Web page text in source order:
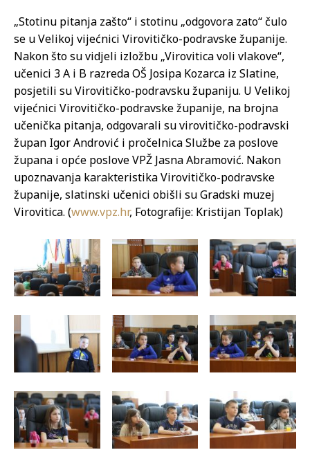
„Stotinu pitanja zašto“ i stotinu „odgovora zato“ čulo
se u Velikoj vijećnici Virovitičko-podravske županije.
Nakon što su vidjeli izložbu „Virovitica voli vlakove“,
učenici 3 A i B razreda OŠ Josipa Kozarca iz Slatine,
posjetili su Virovitičko-podravsku županiju. U Velikoj
vijećnici Virovitičko-podravske županije, na brojna
učenička pitanja, odgovarali su virovitičko-podravski
župan Igor Andrović i pročelnica Službe za poslove
župana i opće poslove VPŽ Jasna Abramović. Nakon
upoznavanja karakteristika Virovitičko-podravske
županije, slatinski učenici obišli su Gradski muzej
Virovitica. (www.vpz.hr, Fotografije: Kristijan Toplak)